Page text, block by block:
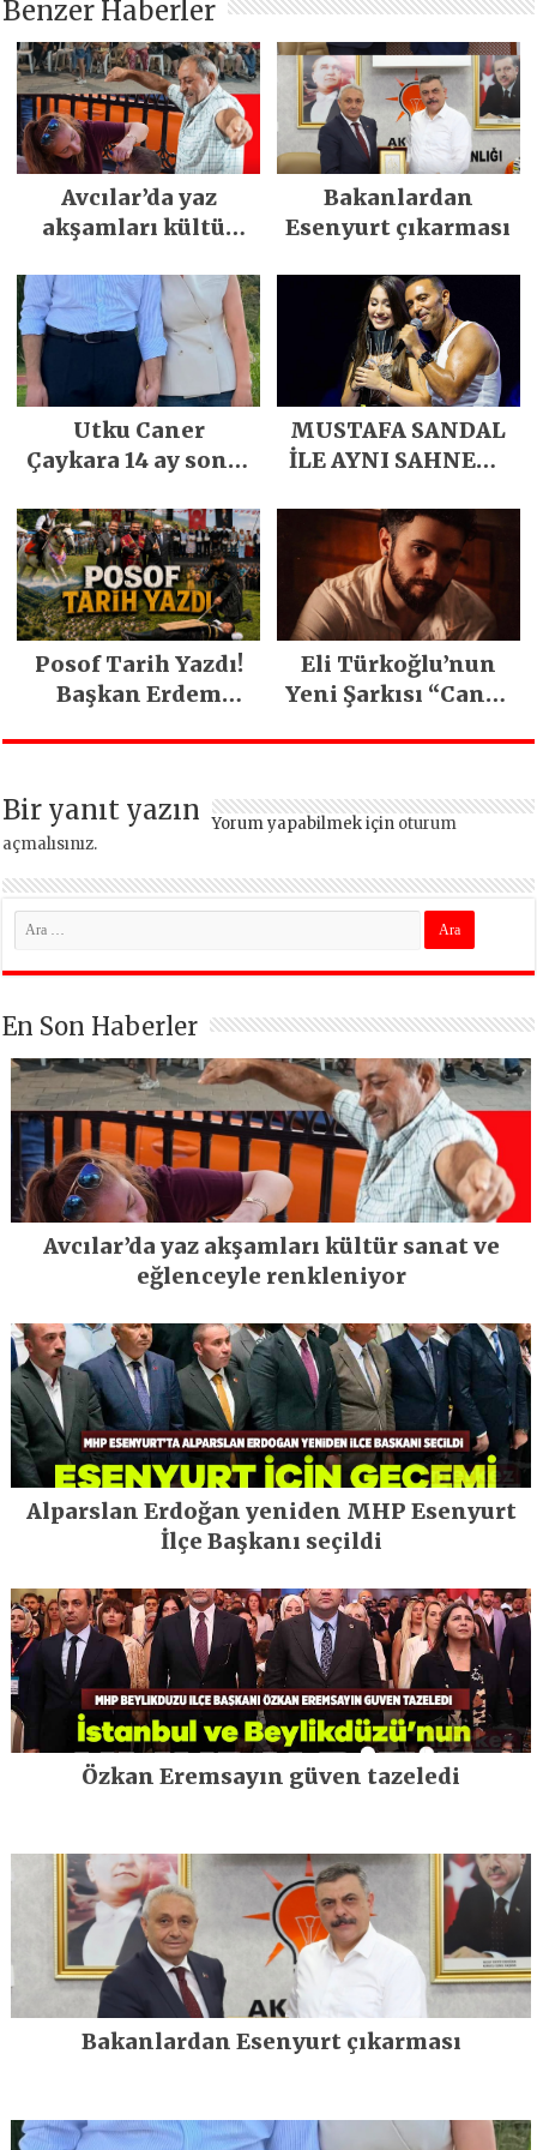
Benzer Haberler
Avcılar’da yaz
akşamları kültür
eğlenceyle
renkleniyor
Bakanlardan
Esenyurt çıkarması
Utku Caner
Çaykara 14 ay sonra
kavuştu
MUSTAFA SANDAL
İLE AYNI SAHNEDE
Posof Tarih Yazdı!
Başkan Erdem
Emeğiyle Son
Festivali
Gerçekleşti
Eli Türkoğlu’nun
Yeni Şarkısı “Canın
İlgi Gördü!..
Bir yanıt yazın Yorum yapabilmek için oturum
açmalısınız.
En Son Haberler
Avcılar’da yaz akşamları kültür sanat ve
eğlenceyle renkleniyor
Alparslan Erdoğan yeniden MHP Esenyurt
İlçe Başkanı seçildi
Özkan Eremsayın güven tazeledi
Bakanlardan Esenyurt çıkarması